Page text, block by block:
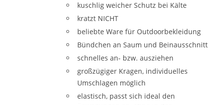
kuschlig weicher Schutz bei Kälte
kratzt NICHT
beliebte Ware für Outdoorbekleidung
Bündchen an Saum und Beinausschnitt
schnelles an- bzw. ausziehen
großzügiger Kragen, individuelles
Umschlagen möglich
elastisch, passt sich ideal den